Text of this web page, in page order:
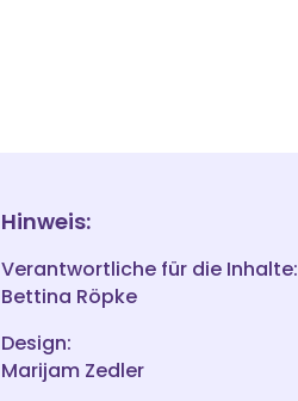
Hinweis:
Verantwortliche für die Inhalte:
Bettina Röpke
Design:
Marijam Zedler